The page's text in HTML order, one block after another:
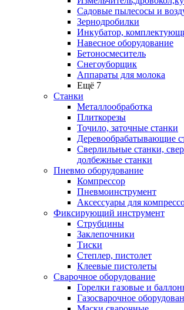
Садовые пылесосы и
Зернодробилки
Инкубатор,
Навесное оборудование
Бетоносмеситель
Снегоуборщик
Аппараты для молока
Ещё 7
Станки
Металлообработка
Плиткорезы
Точило, заточные станки
Деревообрабатывающие
Сверлильные станки,
долбежные станки
Пневмо оборудование
Компрессор
Пневмоинструмент
Аксессуары для
Фиксирующий инструмент
Струбцины
Заклепочники
Тиски
Степлер, пистолет
Клеевые пистолеты
Сварочное оборудование
Горелки газовые и
Газосварочное